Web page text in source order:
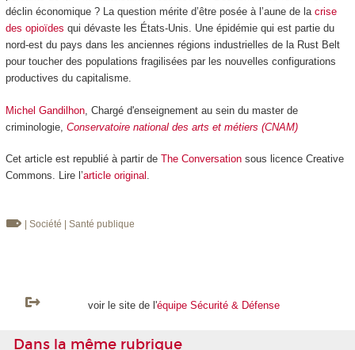
déclin économique ? La question mérite d’être posée à l’aune de la crise
des opioïdes qui dévaste les États-Unis. Une épidémie qui est partie du
nord-est du pays dans les anciennes régions industrielles de la Rust Belt
pour toucher des populations fragilisées par les nouvelles configurations
productives du capitalisme.
Michel Gandilhon, Chargé d'enseignement au sein du master de
criminologie, Conservatoire national des arts et métiers (CNAM)
Cet article est republié à partir de The Conversationsous licence Creative
Commons. Lire l’article original .
| Société | Santé publique
voir le site de l'équipe Sécurité & Défense
Dans la même rubrique